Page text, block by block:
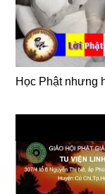
Học Phật nhưng